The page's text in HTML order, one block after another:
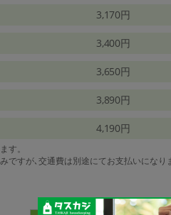
3,170円
3,400円
3,650円
3,890円
4,190円
す。
ですが､交通費は別途にてお支払いになり